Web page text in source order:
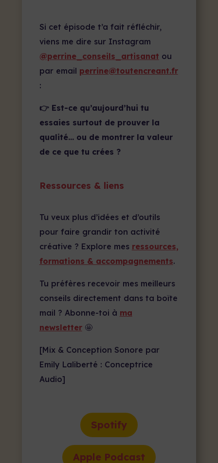
Si cet épisode t’a fait réfléchir,
viens me dire sur Instagram
@perrine_conseils_artisanat ou
par email perrine@toutencreant.fr
:
👉 Est-ce qu’aujourd’hui tu
essaies surtout de prouver la
qualité… ou de montrer la valeur
de ce que tu crées ?
Ressources & liens
Tu veux plus d’idées et d’outils
pour faire grandir ton activité
créative ? Explore mes ressources,
formations & accompagnements.
Tu préfères recevoir mes meilleurs
conseils directement dans ta boîte
mail ? Abonne-toi à ma
newsletter🤩
[Mix & Conception Sonore par
Emily Laliberté : Conceptrice
Audio]
Spotify
Apple Podcast